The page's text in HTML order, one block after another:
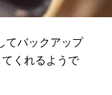
バックアップ
くれるようで